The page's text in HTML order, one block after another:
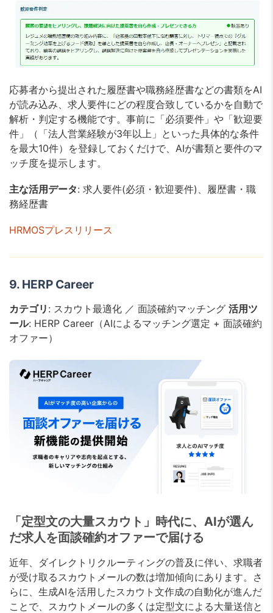
応募者から提出された履歴書や職務経歴書などの書類をAI
が読み込み、求人要件にどの程度合致しているかを自動で
解析・判定する機能です。事前に「必須要件」や「歓迎要
件」（「法人営業経験が3年以上」といった具体的な条件
を最大10件）を登録しておくだけで、AIが書類と要件のマ
ッチ度を提示します。
主な活用データ: 求人要件(必須・歓迎要件)、履歴書・職
務経歴書
HRMOSプレスリリース
9. HERP Career
カテゴリ : スカウト最適化 ／ 面談確約マッチング 活用ツ
ール: HERP Career（AIによるマッチング選定 + 面談確約
オファー）
「定型文の大量スカウト」時代に、AIが選ん
だ求人を面談確約オファーで届ける
近年、ダイレクトリクルーティングの普及に伴い、求職者
が受け取るスカウトメールの数は増加傾向にあります。さ
らに、生成AIを活用したスカウト文作成の自動化が進んだ
ことで、スカウトメールの多くは定型文による大量送信と